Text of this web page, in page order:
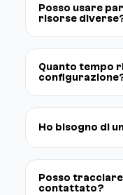
Posso usare
risorse
Quanto tempo
Ho bisogno di
Posso
contattato?